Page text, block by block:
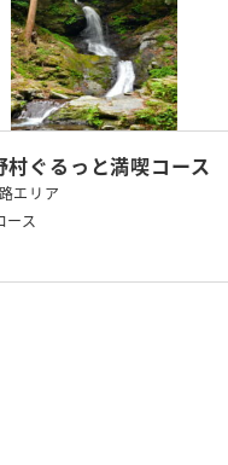
村ぐるっと満喫コース
エリア
ース